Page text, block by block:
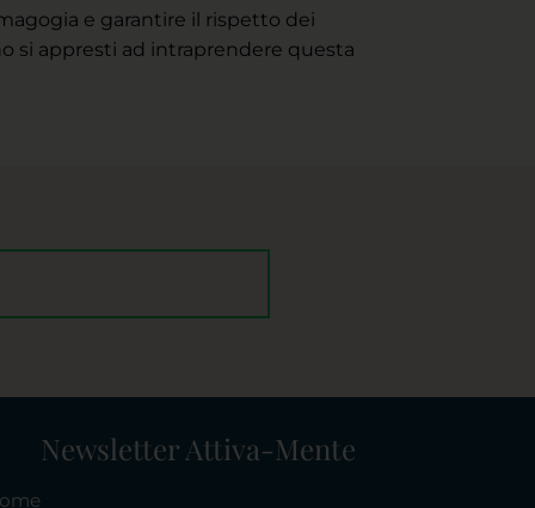
e garantire il rispetto dei
si appresti ad intraprendere questa
Newsletter Attiva-Mente